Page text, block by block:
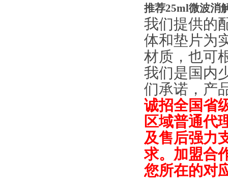
推荐25ml微波消
我们提供的
体和垫片为
材质，也可
我们是国内
们承诺，产
诚招全国省
区域普通代
及售后强力
求。加盟合
您所在的对